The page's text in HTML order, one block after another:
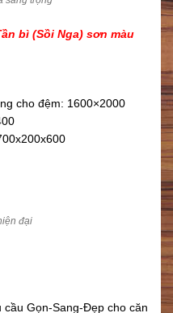
bì (Sồi Nga) sơn màu
cho đệm: 1600×2000
đại
Gọn-Sang-Đẹp cho căn